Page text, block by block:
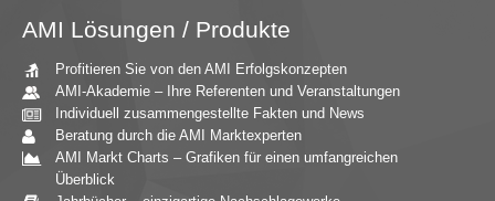
AMI Lösungen / Produkte
Profitieren Sie von den AMI Erfolgskonzepten
AMI-Akademie – Ihre Referenten und Veranstaltungen
Individuell zusammengestellte Fakten und News
Beratung durch die AMI Marktexperten
AMI Markt Charts – Grafiken für einen umfangreichen
Überblick